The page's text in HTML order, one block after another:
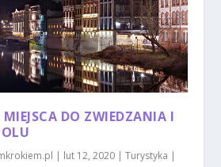
MIEJSCA DO ZWIEDZANIA I
| lut 12, 2020 |Turystyka |